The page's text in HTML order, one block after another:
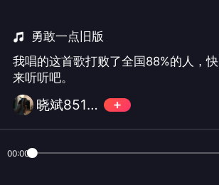
勇敢一点旧版
我唱的这首歌打败了全国88%的人，快
来听听吧。
晓斌851229
00:00